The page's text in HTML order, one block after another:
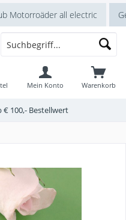
Motorroäder all electric
€ 100,- Bestellwert
Warenkorb
Mein Konto